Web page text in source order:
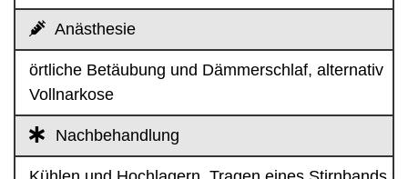
Anästhesie
örtliche Betäubung und Dämmerschlaf, alternativ
Vollnarkose
Nachbehandlung